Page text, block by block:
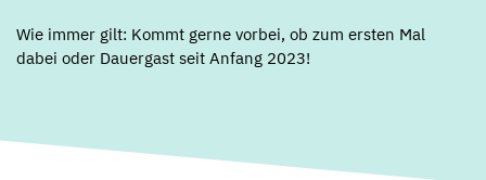
Wie immer gilt: Kommt gerne vorbei, ob zum ersten Mal
dabei oder Dauergast seit Anfang 2023!